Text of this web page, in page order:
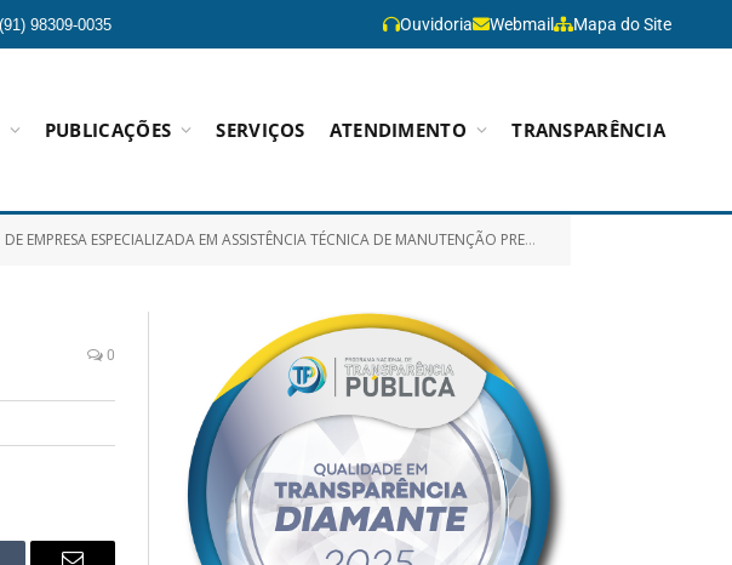
(91) 98309-0035 Ouvidoria Webmail Mapa do Site
PUBLICAÇÕES SERVIÇOS ATENDIMENTO TRANSPARÊNCIA
TÉCNICA DE MANUTENÇÃO PREVENTIVA E CORRETIVA DO GRUPO GERADOR ESTEMAC 300KVA DO HOSPITAL MUNICIPAL – HMP)
0